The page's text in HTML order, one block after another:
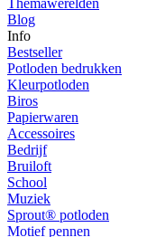
Themawerelden
Blog
Info
Bestseller
Potloden bedrukken
Kleurpotloden
Biros
Papierwaren
Accessoires
Bedrijf
Bruiloft
School
Muziek
Sprout® potloden
Motief pennen